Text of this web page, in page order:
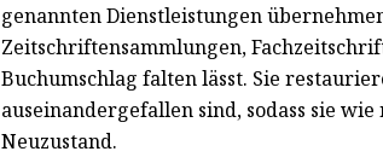
genannten Dienstleistungen
Zeitschriftensammlungen,
Buchumschlag falten lässt. Sie
auseinandergefallen sind, sodass sie
Neuzustand.